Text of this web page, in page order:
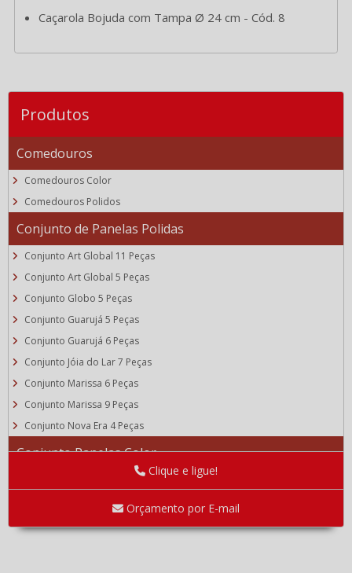
Caçarola Bojuda com Tampa Ø 24 cm - Cód. 8
Produtos
Comedouros
Comedouros Color
Comedouros Polidos
Conjunto de Panelas Polidas
Conjunto Art Global 11 Peças
Conjunto Art Global 5 Peças
Conjunto Globo 5 Peças
Conjunto Guarujá 5 Peças
Conjunto Guarujá 6 Peças
Conjunto Jóia do Lar 7 Peças
Conjunto Marissa 6 Peças
Conjunto Marissa 9 Peças
Conjunto Nova Era 4 Peças
Conjunto Panelas Color
Linha Bojuda Panelas Color
Linha Reta Panelas Color
Linha Avulsa
Clique e ligue!
Orçamento por E-mail